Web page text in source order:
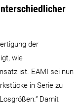
der
wie
ist. EAMI sei nun
in Serie zu
Damit